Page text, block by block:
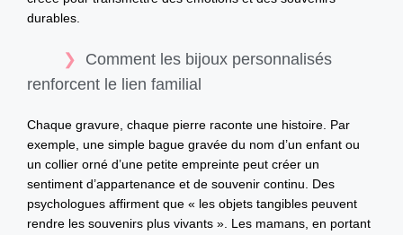
durables.
Comment les bijoux personnalisés
renforcent le lien familial
Chaque gravure, chaque pierre raconte une histoire. Par
exemple, une simple bague gravée du nom d’un enfant ou
un collier orné d’une petite empreinte peut créer un
sentiment d’appartenance et de souvenir continu. Des
psychologues affirment que « les objets tangibles peuvent
rendre les souvenirs plus vivants ». Les mamans, en portant